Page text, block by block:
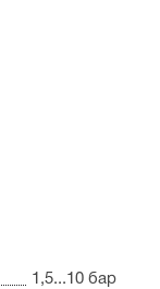
1,5...10 бар